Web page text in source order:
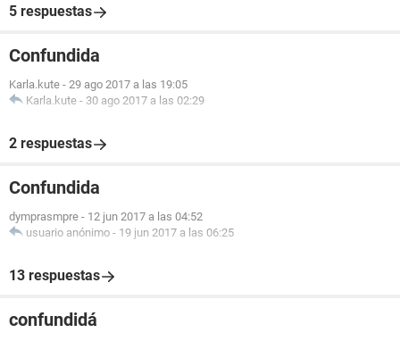
5 respuestas
Confundida
Karla.kute - 29 ago 2017 a las 19:05
Karla.kute - 30 ago 2017 a las 02:29
2 respuestas
Confundida
dymprasmpre - 12 jun 2017 a las 04:52
usuario anónimo - 19 jun 2017 a las 06:25
13 respuestas
confundidá